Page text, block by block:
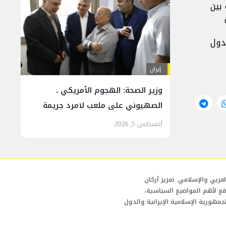
من الدول
إيران
وزير الصحة: الهجوم الأمريكي ـ
الصهيوني على ملعب لامرد جريمة
سافرة بحق المدنيين العزل
أغسطس 5, 2026
والإسلامي. تعزيز أركان
لأهم المواضيع السياسية،
الإسلامية الإيرانية والدول